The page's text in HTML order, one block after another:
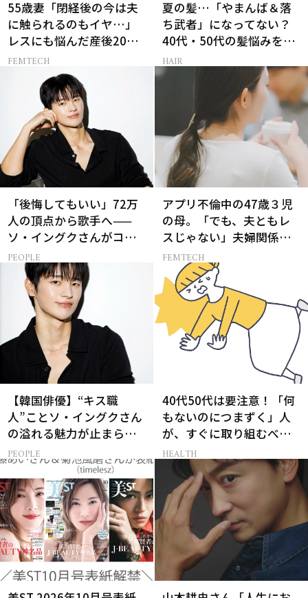
55歳妻「閉経後の今は夫
に触られるのもイヤ…」
レスにも悩んだ産後20年
の葛藤
FEMTECH
夏の髪…「やまんば＆落
ち武者」になってない？
40代・50代の髪悩みをレ
スキューする裏ワザ
HAIR
「後悔してもいい」72万
人の頂点から歌手へ——
ソ・イングクさんがコツ
コツ頑張れる原動力とは
PEOPLE
アプリ不倫中の47歳３児
の母。「でも、夫ともレ
スじゃない」夫婦関係が
成り立つ理由は
FEMTECH
【韓国俳優】“キス職
人”ことソ・イングクさん
の溢れる魅力が止まらな
い【特別画像集】
PEOPLE
40代50代は要注意！「何
もないのにつまずく」人
が、すぐに取り組むべき
こと5選［医師監修］
HEALTH